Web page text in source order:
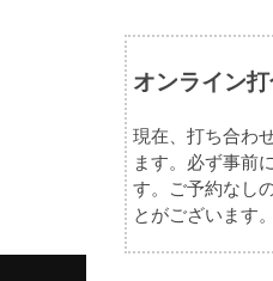
オンライン
現在、打ち合わ
ます。必ず事前
す。ご予約なし
とがございます